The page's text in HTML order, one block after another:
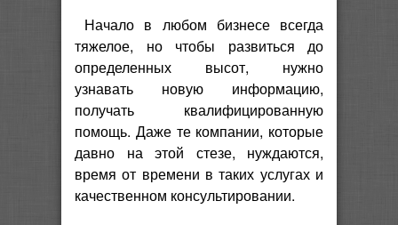
Начало в любом бизнесе всегда
тяжелое, но чтобы развиться до
определенных высот, нужно
узнавать новую информацию,
получать квалифицированную
помощь. Даже те компании, которые
давно на этой стезе, нуждаются,
время от времени в таких услугах и
качественном консультировании.